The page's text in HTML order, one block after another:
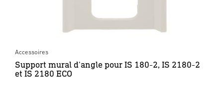
Accessoires
Support mural d'angle pour IS 180-2, IS 2180-2
et IS 2180 ECO